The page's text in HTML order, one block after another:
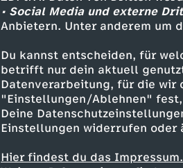
• Social Media und externe
Anbietern. Unter anderem um
Du kannst entscheiden, für
betrifft nur dein aktuell
Datenverarbeitung, für die wir
"Einstellungen/Ablehnen"
Deine
Einstellungen widerrufen oder
Hier findest du das Impressum.
Ähnliche
Politik Magazin